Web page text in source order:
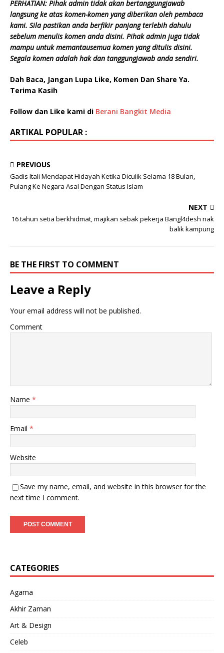
PERHATIAN: Pihak admin tidak akan bertanggungjawab
langsung ke atas komen-komen yang diberikan oleh pembaca
kami. Sila pastikan anda berfikir panjang terlebih dahulu
sebelum menulis komen anda disini. Pihak admin juga tidak
mampu untuk memantausemua komen yang ditulis disini.
Segala komen adalah hak dan tanggungjawab anda sendiri.
Dah Baca, Jangan Lupa Like, Komen Dan Share Ya.
Terima Kasih
Follow dan Like kami di Berani Bangkit Media
ARTIKAL POPULAR :
PREVIOUS
Gadis Itali Mendapat Hidayah Ketika DicuIik Selama 18 Bulan,
Pulang Ke Negara Asal Dengan Status Islam
NEXT
16 tahun setia berkhidmat, majikan sebak pekerja Bangl4desh nak
balik kampung
BE THE FIRST TO COMMENT
Leave a Reply
Your email address will not be published.
Comment
Name *
Email *
Website
Save my name, email, and website in this browser for the
next time I comment.
CATEGORIES
Agama
Akhir Zaman
Art & Design
Celeb